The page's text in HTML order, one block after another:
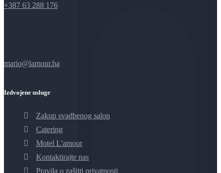
+387 63 288 176
mario@lamour.ba
Izdvojene usluge
Zakup svadbenog salon
Catering
Motel L'amour
Kontaktirajte nas
Pravila o zaštiti privatnosti